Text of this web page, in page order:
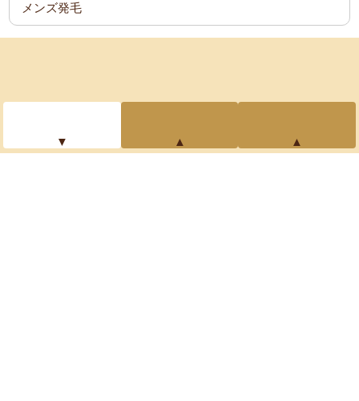
メンズ発毛